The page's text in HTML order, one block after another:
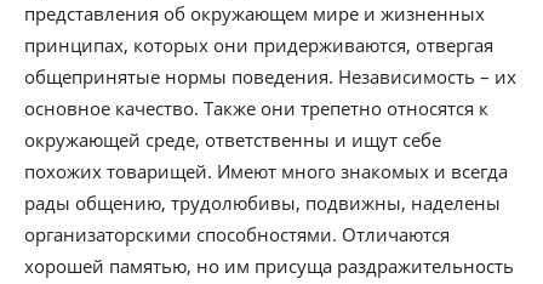
представления об окружающем мире и жизненных
принципах, которых они придерживаются, отвергая
общепринятые нормы поведения. Независимость – их
основное качество. Также они трепетно относятся к
окружающей среде, ответственны и ищут себе
похожих товарищей. Имеют много знакомых и всегда
рады общению, трудолюбивы, подвижны, наделены
организаторскими способностями. Отличаются
хорошей памятью, но им присуща раздражительность